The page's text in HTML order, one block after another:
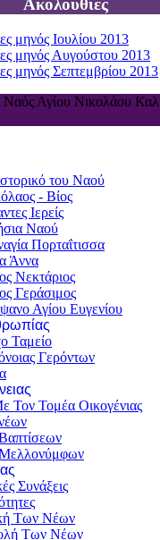
Ακολουθίες
μηνός Ιουλίου 2013
μηνός Αυγούστου 2013
μηνός Σεπτεμβρίου 2013
Ναός Αγίου Νικολάου
του Ναού
- Βίος
Ιερείς
Ναού
Πορταΐτισσα
Άννα
Νεκτάριος
Γεράσιμος
Αγίου Ευγενίου
Ταμείο
Γερόντων
Τον Τομέα Οικογένιας
Μελλονύμφων
Συνάξεις
Των Νέων
Των Νέων